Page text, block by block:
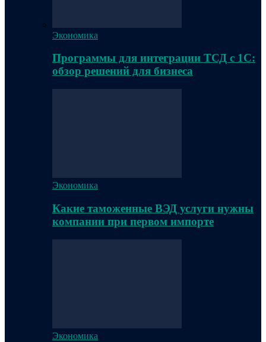
Экономика
Программы для интеграции ТСД с 1С:
обзор решений для бизнеса
Экономика
Какие таможенные ВЭД услуги нужны
компании при первом импорте
Экономика